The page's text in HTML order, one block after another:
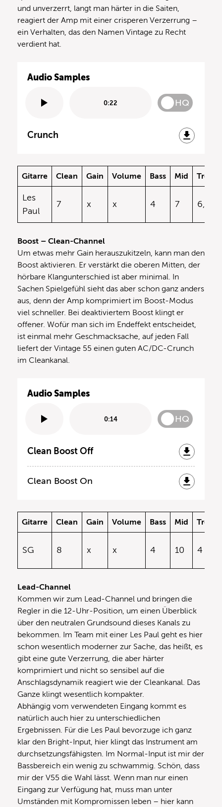
und unverzerrt, langt man härter in die Saiten,
reagiert der Amp mit einer crisperen Verzerrung –
ein Verhalten, das den Namen Vintage zu Recht
verdient hat.
Audio Samples
0:22 HQ
Crunch
Gitarre Clean Gain Volume Bass Mid Treble
Les
Paul
7 x x 4 7 6,5
Boost – Clean-Channel
Um etwas mehr Gain herauszukitzeln, kann man den
Boost aktivieren. Er verstärkt die oberen Mitten, der
hörbare Klangunterschied ist aber minimal. In
Sachen Spielgefühl sieht das aber schon ganz anders
aus, denn der Amp komprimiert im Boost-Modus
viel schneller. Bei deaktiviertem Boost klingt er
offener. Wofür man sich im Endeffekt entscheidet,
ist einmal mehr Geschmacksache, auf jeden Fall
liefert der Vintage 55 einen guten AC/DC-Crunch
im Cleankanal.
Audio Samples
0:14 HQ
Clean Boost Off
Clean Boost On
Gitarre Clean Gain Volume Bass Mid Treble
SG 8 x x 4 10 4
Lead-Channel
Kommen wir zum Lead-Channel und bringen die
Regler in die 12-Uhr-Position, um einen Überblick
über den neutralen Grundsound dieses Kanals zu
bekommen. Im Team mit einer Les Paul geht es hier
schon wesentlich moderner zur Sache, das heißt, es
gibt eine gute Verzerrung, die aber härter
komprimiert und nicht so sensibel auf die
Anschlagsdynamik reagiert wie der Cleankanal. Das
Ganze klingt wesentlich kompakter.
Abhängig vom verwendeten Eingang kommt es
natürlich auch hier zu unterschiedlichen
Ergebnissen. Für die Les Paul bevorzuge ich ganz
klar den Bright-Input, hier klingt das Instrument am
durchsetzungsfähigsten. Im Normal-Input ist mir der
Bassbereich ein wenig zu schwammig. Schön, dass
mir der V55 die Wahl lässt. Wenn man nur einen
Eingang zur Verfügung hat, muss man unter
Umständen mit Kompromissen leben – hier kann